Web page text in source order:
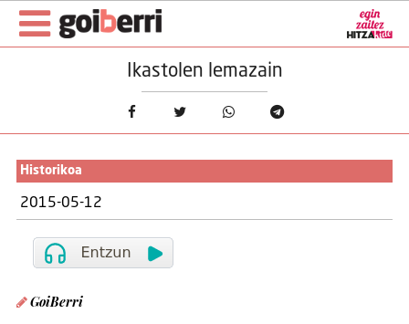
Ikastolen lemazain
Historikoa
2015-05-12
GoiBerri